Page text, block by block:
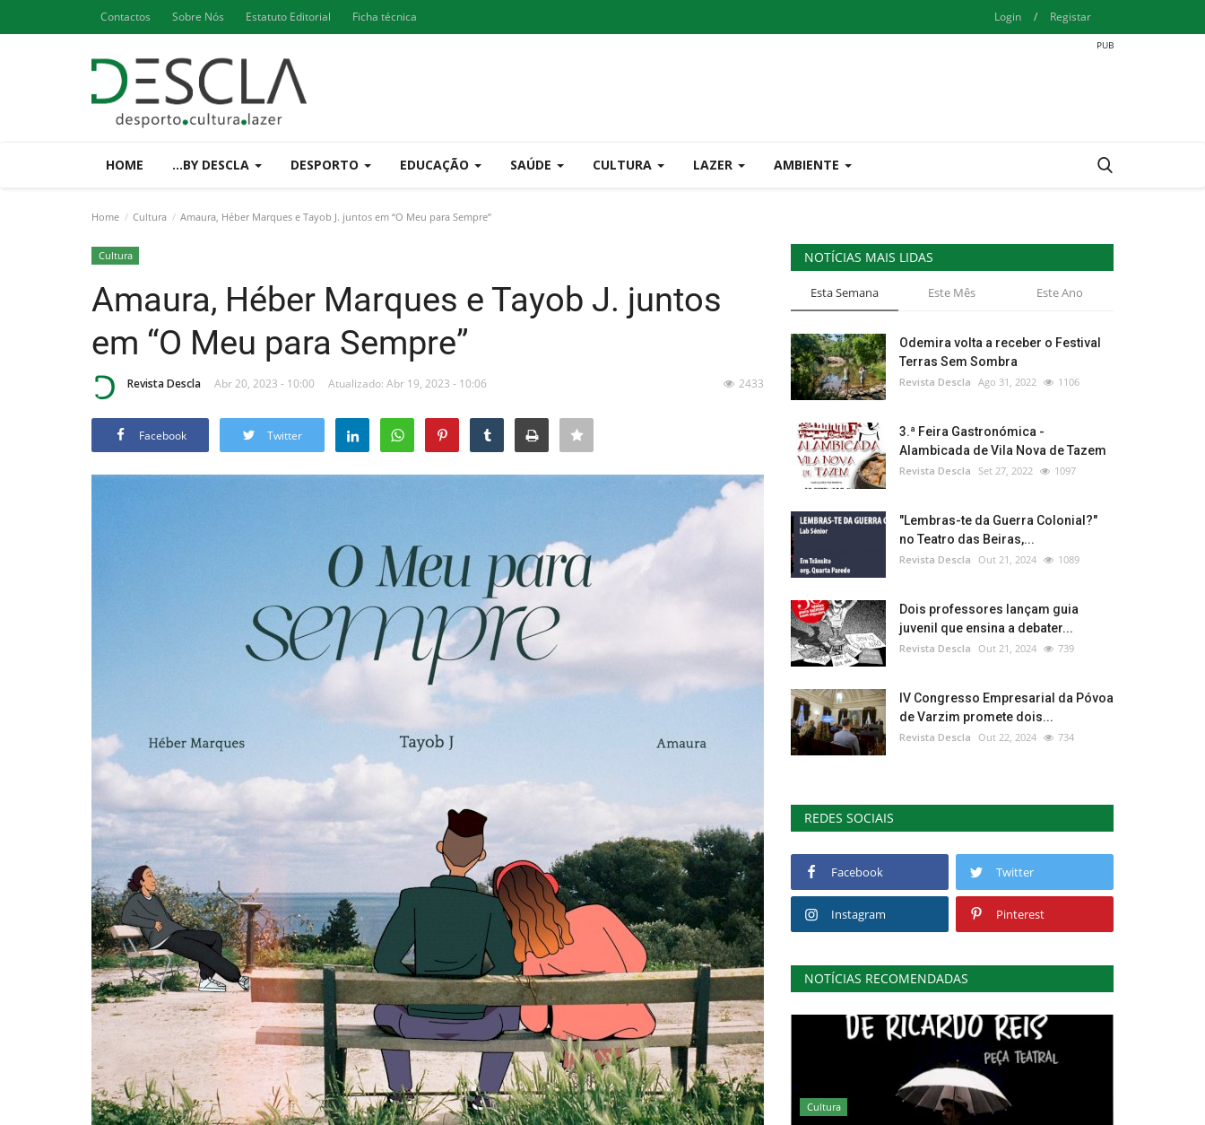
Contactos Sobre Nós Estatuto Editorial Ficha técnica Login / Registar
HOME ...BY DESCLA DESPORTO EDUCAÇÃO SAÚDE CULTURA LAZER AMBIENTE
Home Cultura Amaura, Héber Marques e Tayob J. juntos em “O Meu para Sempre”
Cultura
Amaura, Héber Marques e Tayob J. juntos
em “O Meu para Sempre”
Revista Descla Abr 20, 2023 - 10:00 Atualizado: Abr 19, 2023 - 10:06 2433
Facebook Twitter
NOTÍCIAS MAIS LIDAS
Esta Semana Este Mês Este Ano
Odemira volta a receber o Festival
Terras Sem Sombra
Revista Descla Ago 31, 2022 1106
3.ª Feira Gastronómica -
Alambicada de Vila Nova de Tazem
Revista Descla Set 27, 2022 1097
"Lembras-te da Guerra Colonial?"
no Teatro das Beiras,...
Revista Descla Out 21, 2024 1089
Dois professores lançam guia
juvenil que ensina a debater...
Revista Descla Out 21, 2024 739
IV Congresso Empresarial da Póvoa
de Varzim promete dois...
Revista Descla Out 22, 2024 734
REDES SOCIAIS
Facebook Twitter
Instagram Pinterest
NOTÍCIAS RECOMENDADAS
Cultura